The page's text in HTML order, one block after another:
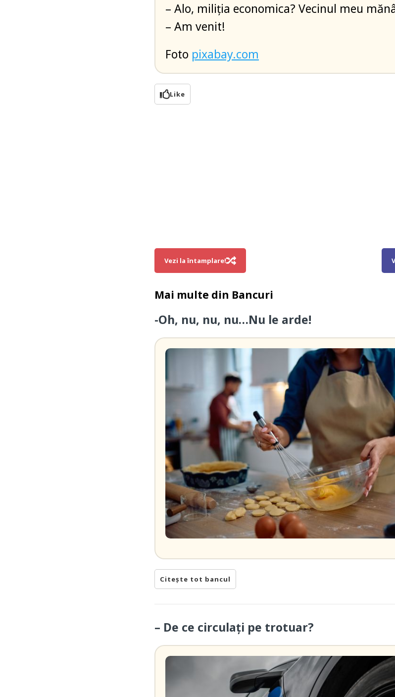
– Alo, miliția economica? Vecinul meu
– Am venit!
Foto pixabay.com
Like
Vezi la întamplare!
Mai multe din Bancuri
-Oh, nu, nu, nu…Nu le arde!
Citește tot bancul
– De ce circulați pe trotuar?